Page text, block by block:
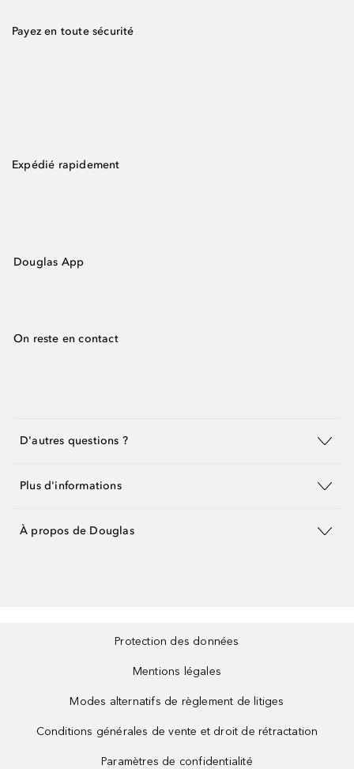
Payez en toute sécurité
Expédié rapidement
Douglas App
On reste en contact
D'autres questions ?
Plus d'informations
À propos de Douglas
Protection des données
Mentions légales
Modes alternatifs de règlement de litiges
Conditions générales de vente et droit de rétractation
Paramètres de confidentialité